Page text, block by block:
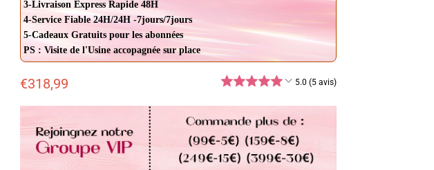
3-Livraison Express Rapide 48H
4-Service Fiable 24H/24H -7jours/7jours
5-Cadeaux Gratuits pour les abonnées
PS : Visite de l'Usine accopagnée sur place
€318,99 5.0 (5 avis)